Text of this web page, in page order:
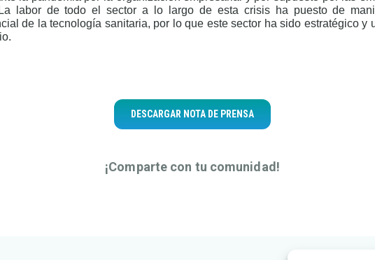
La labor de todo el sector a lo largo de esta crisis ha puesto de
de la tecnología sanitaria, por lo que este sector ha sido estratégico y
DESCARGAR NOTA DE PRENSA
¡Comparte con tu comunidad!